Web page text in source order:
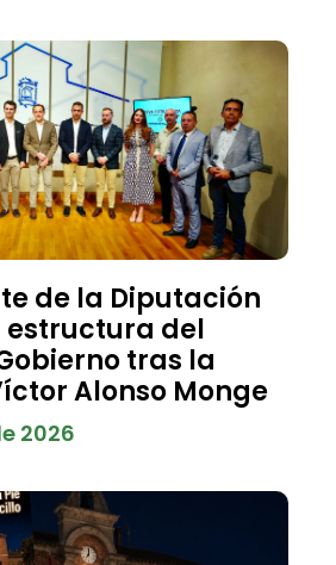
de la Diputación
estructura del
tras la
Alonso Monge
2026